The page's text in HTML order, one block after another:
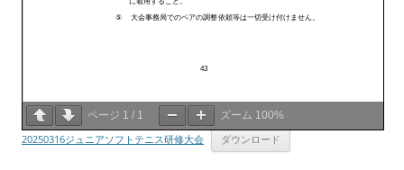
ページ 1 / 1 ズーム 100%
20250316ジュニアソフトテニス研修大会 ダウンロード